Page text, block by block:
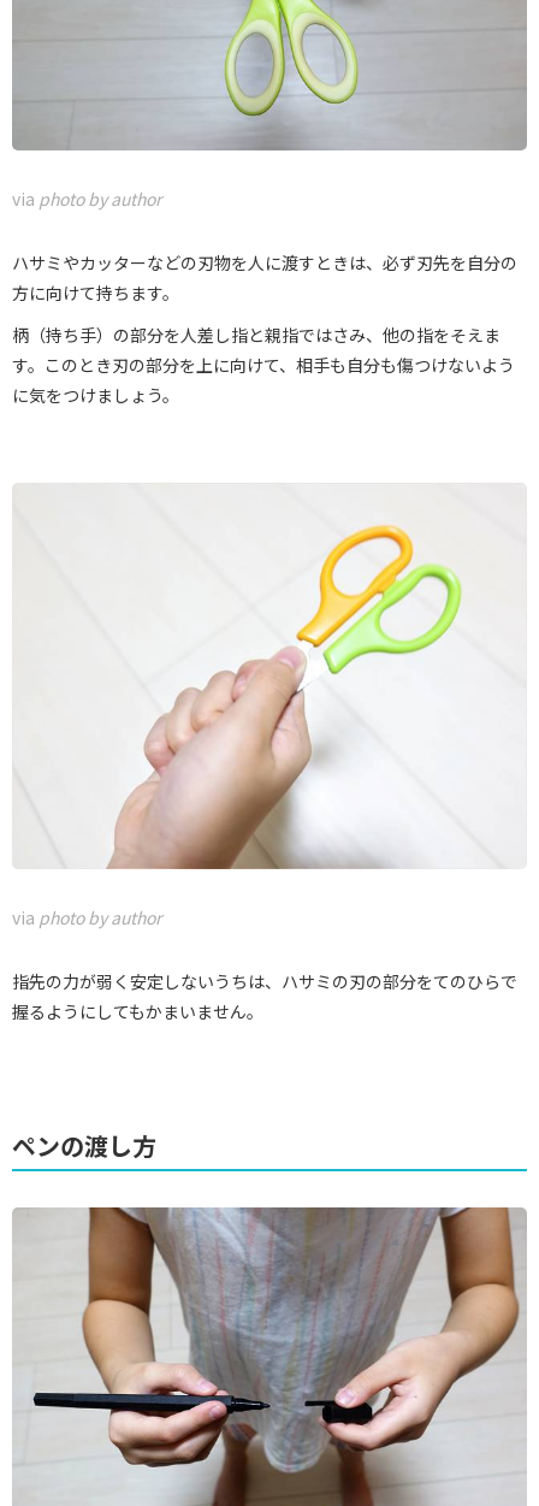
via photo by author
ハサミやカッターなどの刃物を人に渡すときは、必ず刃先を自分の
方に向けて持ちます。
柄（持ち手）の部分を人差し指と親指ではさみ、他の指をそえま
す。このとき刃の部分を上に向けて、相手も自分も傷つけないよう
に気をつけましょう。
via photo by author
指先の力が弱く安定しないうちは、ハサミの刃の部分をてのひらで
握るようにしてもかまいません。
ペンの渡し方